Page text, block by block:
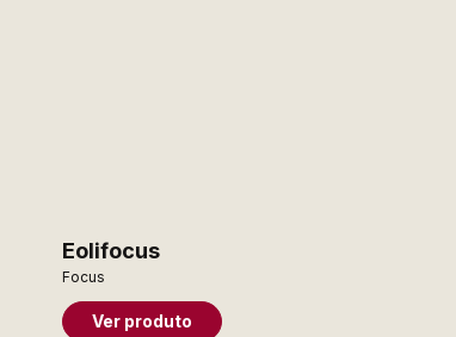
Eolifocus
Focus
Ver produto